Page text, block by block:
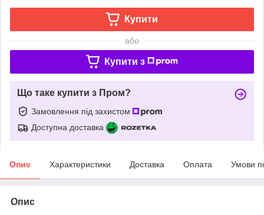
Купити
або
Купити з
Що таке купити з Пром?
Замовлення під захистом
Доступна доставка
Опис Характеристики Доставка Оплата Умови
Опис